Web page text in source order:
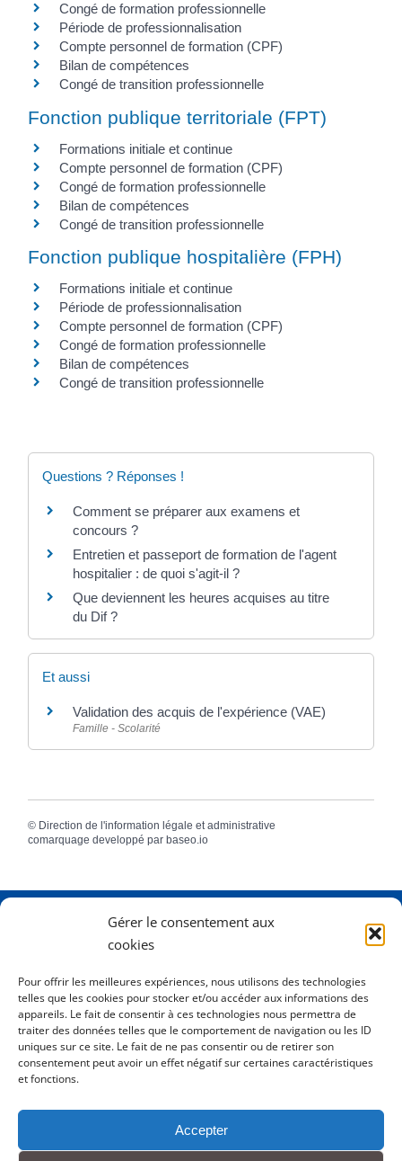
Gérer le consentement aux
cookies
Pour offrir les meilleures expériences, nous utilisons des technologies
telles que les cookies pour stocker et/ou accéder aux informations des
appareils. Le fait de consentir à ces technologies nous permettra de
traiter des données telles que le comportement de navigation ou les ID
uniques sur ce site. Le fait de ne pas consentir ou de retirer son
consentement peut avoir un effet négatif sur certaines caractéristiques
et fonctions.
Accepter
Congé de formation professionnelle
Période de professionnalisation
Compte personnel de formation (CPF)
Bilan de compétences
Congé de transition professionnelle
Fonction publique territoriale (FPT)
Formations initiale et continue
Compte personnel de formation (CPF)
Congé de formation professionnelle
Bilan de compétences
Congé de transition professionnelle
Fonction publique hospitalière (FPH)
Formations initiale et continue
Période de professionnalisation
Compte personnel de formation (CPF)
Congé de formation professionnelle
Bilan de compétences
Congé de transition professionnelle
Questions ? Réponses !
Comment se préparer aux examens et
concours ?
Entretien et passeport de formation de l'agent
hospitalier : de quoi s'agit-il ?
Que deviennent les heures acquises au titre
du Dif ?
Et aussi
Validation des acquis de l'expérience (VAE)
Famille - Scolarité
© Direction de l'information légale et administrative
comarquage developpé par baseo.io
2 Rue Dame Pernette
Horaires
Lundi de 8h15 à 12h
Mardi de 8h15 à 12h
Mercredi 8h15 à 12h
Jeudi de 8h15 à 12h - 16h à 18h00
Tél.